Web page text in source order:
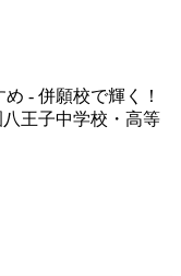
- 併願校で輝く！
王子中学校・高等